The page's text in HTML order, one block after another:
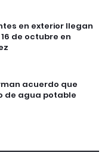
en exterior llegan
de octubre en
acuerdo que
de agua potable